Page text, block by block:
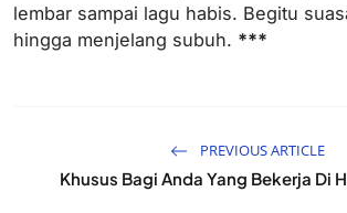
lembar sampai lagu habis. Begitu
hingga menjelang subuh. ***
PREVIOUS ARTICLE
Khusus Bagi Anda Yang Bekerja Di